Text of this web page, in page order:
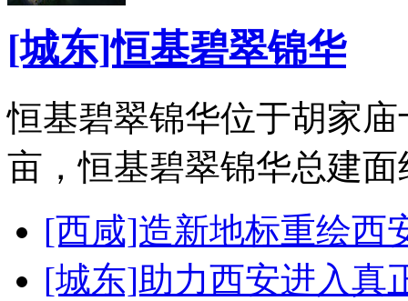
[城东]恒基碧翠锦华
恒基碧翠锦华位于胡家
亩，恒基碧翠锦华总建面
[西咸]造新地标重绘西
[城东]助力西安进入真